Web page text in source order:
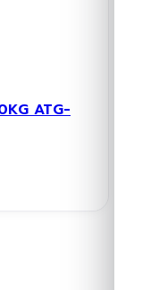
ATG-